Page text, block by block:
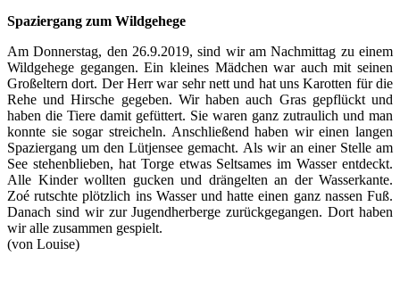
Spaziergang zum Wildgehege
Am Donnerstag, den 26.9.2019, sind wir am Nachmittag zu einem
Wildgehege gegangen. Ein kleines Mädchen war auch mit seinen
Großeltern dort. Der Herr war sehr nett und hat uns Karotten für die
Rehe und Hirsche gegeben. Wir haben auch Gras gepflückt und
haben die Tiere damit gefüttert. Sie waren ganz zutraulich und man
konnte sie sogar streicheln. Anschließend haben wir einen langen
Spaziergang um den Lütjensee gemacht. Als wir an einer Stelle am
See stehenblieben, hat Torge etwas Seltsames im Wasser entdeckt.
Alle Kinder wollten gucken und drängelten an der Wasserkante.
Zoé rutschte plötzlich ins Wasser und hatte einen ganz nassen Fuß.
Danach sind wir zur Jugendherberge zurückgegangen. Dort haben
wir alle zusammen gespielt.
(von Louise)